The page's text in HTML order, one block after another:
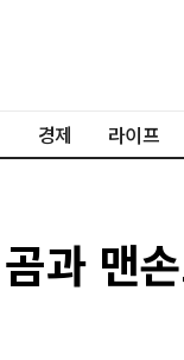
경제 라이프
과 맨